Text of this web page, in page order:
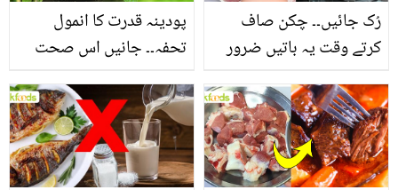
پودینہ قدرت کا انمول
تحفہ۔۔ جانیں اس صحت
انگیز طبی فوائد
رُک جائیں۔۔ چکن صاف
کرتے وقت یہ باتیں ضرور